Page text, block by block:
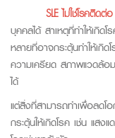
SLE ไม่ใช่โรคติดต่อ
บุคคลได้ สาเหตุที่ทำให้เกิด
หลายที่อาจกระตุ้นทำให้เกิ
ความเครียด สภาพแวดล้อ
ได้
แต่สิ่งที่สามารถทำเพื่อลดโ
กระตุ้นให้เกิดโรค เช่น แสง